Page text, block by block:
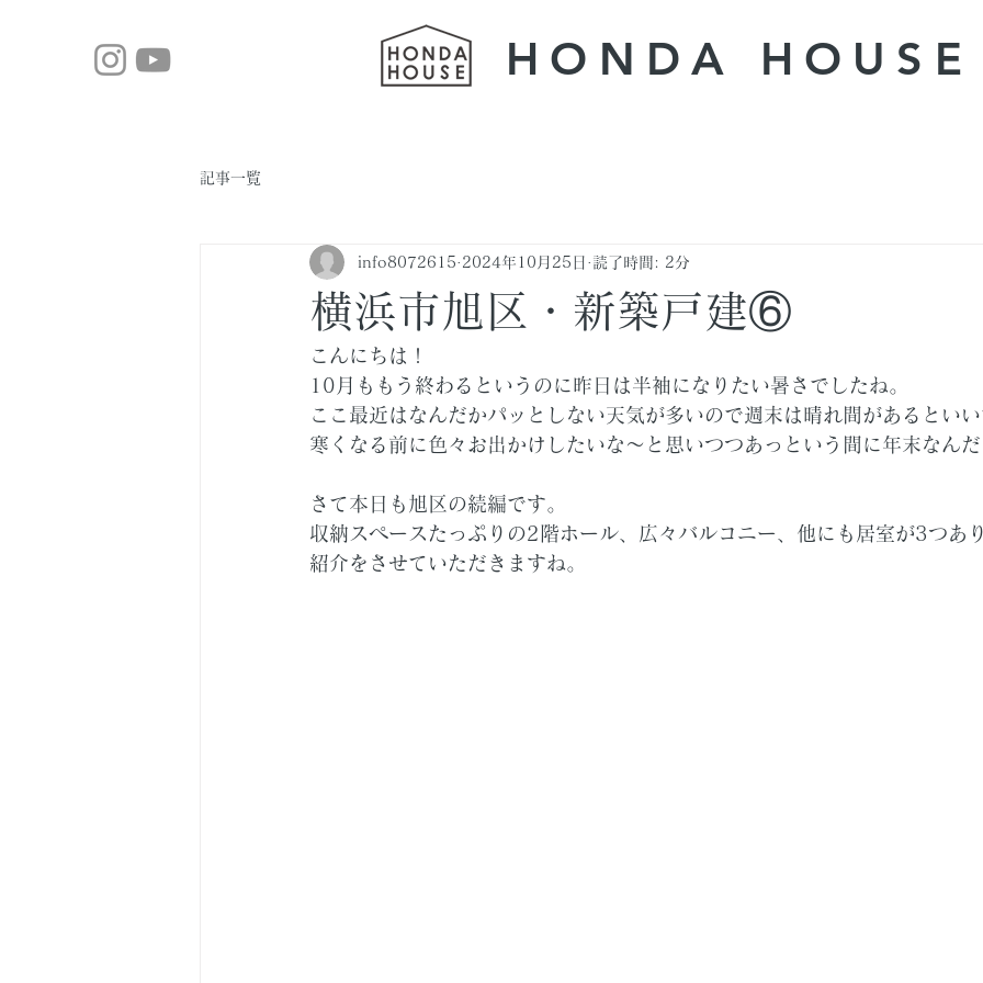
HONDA ​HOUSE
記事一覧
横浜市旭区・新築戸建⑥
info8072615 2024年10月25日 読了時間: 2分
こんにちは！
10月ももう終わるというのに昨日は半袖になりたい暑さでしたね。
ここ最近はなんだかパッとしない天気が多いので週末は晴れ間があるといい
寒くなる前に色々お出かけしたいな～と思いつつあっという間に年末なんだ
さて本日も旭区の続編です。
収納スペースたっぷりの2階ホール、広々バルコニー、他にも居室が3つあ
紹介をさせていただきますね。